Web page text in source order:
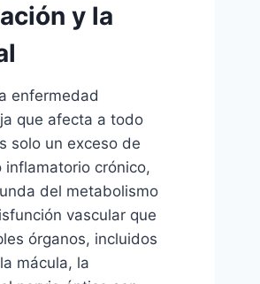
y la
enfermedad
que afecta a todo
solo un exceso de
inflamatorio crónico,
del metabolismo
vascular que
órganos, incluidos
mácula, la